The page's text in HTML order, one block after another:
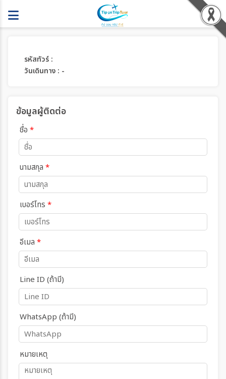
รหัสทัวร์ :
วันเดินทาง : -
ข้อมูลผู้ติดต่อ
ชื่อ *
นามสกุล *
เบอร์โทร *
อีเมล *
Line ID (ถ้ามี)
WhatsApp (ถ้ามี)
หมายเหตุ